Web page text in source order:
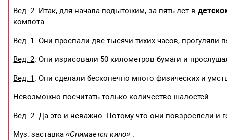
Вед. 2. Итак, для начала подытожим, за пять лет в
компота.
Вед. 1 . Они проспали две тысячи тихих часов, прогуляли
Вед. 2. Они изрисовали 50 километров бумаги и
Вед. 1 . Они сделали бесконечно много физических и
Невозможно посчитать только количество шалостей.
Вед. 2. Да это и неважно. Потому что они повзрослели и
Муз. заставка«Снимается кино» .